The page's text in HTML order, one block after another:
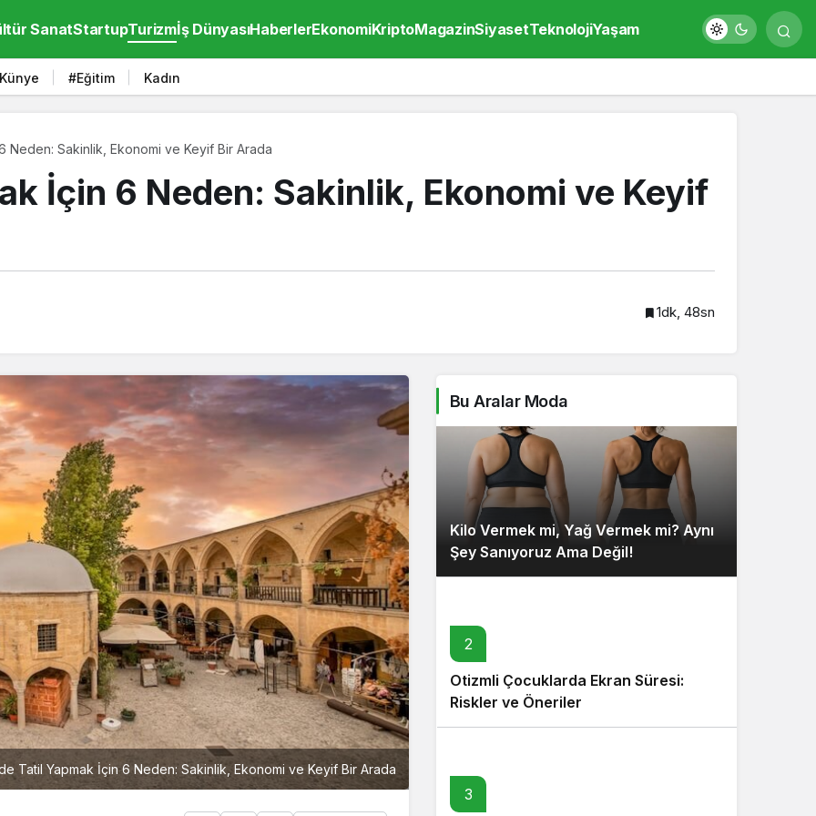
SanatStartupTurizmİş DünyasıHaberlerEkonomiKriptoMagazinSiyasetTeknolojiYaşam
#Eğitim Kadın
Neden: Sakinlik, Ekonomi ve Keyif Bir Arada
İçin 6 Neden: Sakinlik, Ekonomi ve Keyif
1dk, 48sn
Tatil Yapmak İçin 6 Neden: Sakinlik, Ekonomi ve Keyif Bir Arada
Bu Aralar Moda
Kilo Vermek mi, Yağ Vermek mi? Aynı
Şey Sanıyoruz Ama Değil!
2
Otizmli Çocuklarda Ekran Süresi:
Riskler ve Öneriler
3